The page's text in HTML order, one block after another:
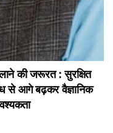
की जरूरत : सुरक्षित
से आगे बढ़कर वैज्ञानिक